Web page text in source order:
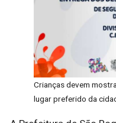
Crianças devem
lugar preferido da